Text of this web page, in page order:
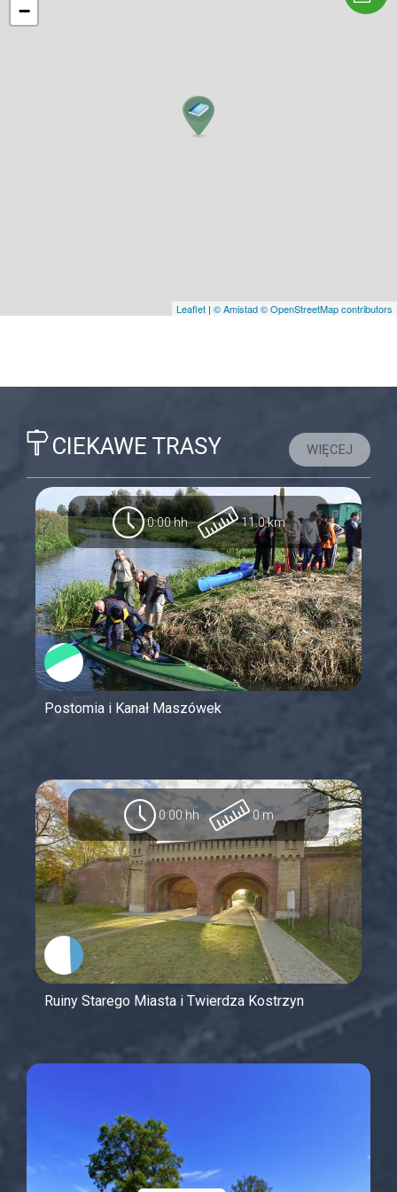
−
Leaflet | © Amistad© OpenStreetMap contributors
CIEKAWE TRASY WIĘCEJ
0:00 hh 11.0 km
Postomia i Kanał Maszówek
0:00 hh 0 m
Ruiny Starego Miasta i Twierdza Kostrzyn